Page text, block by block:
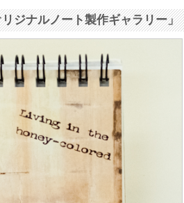
ジナルノート製作ギャラリー」